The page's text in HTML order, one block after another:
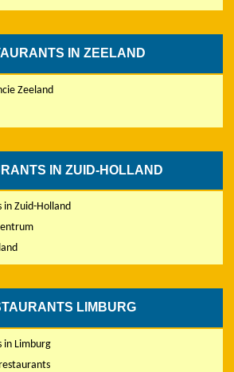
IN ZEELAND
Zeeland
IN ZUID-HOLLAND
in Zuid-Holland
LIMBURG
in Limburg